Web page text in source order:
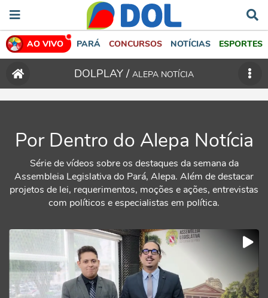
AO VIVO PARÁ CONCURSOS NOTÍCIAS ESPORTES
DOLPLAY / ALEPA NOTÍCIA
Por Dentro do Alepa Notícia
Série de vídeos sobre os destaques da semana da
Assembleia Legislativa do Pará, Alepa. Além de destacar
projetos de lei, requerimentos, moções e ações, entrevistas
com políticos e especialistas em política.